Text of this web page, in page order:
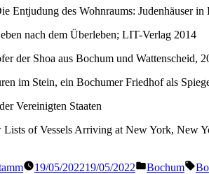
Entjudung des Wohnraums: Judenhäuser
nach dem Überleben; LIT-Verlag 2014
der Shoa aus Bochum und Wattenscheid,
im Stein, ein Bochumer Friedhof als
Vereinigten Staaten
Lists of Vessels Arriving at New York,
19/05/202219/05/2022
Veröffentlicht
Bochum